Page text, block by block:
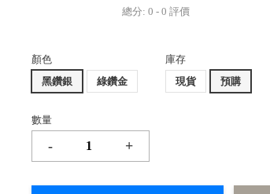
總分:0 -0 評價
顏色
黑鑽銀
綠鑽金
庫存
現貨
預購
數量
- +